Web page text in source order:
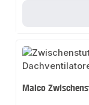
Maico